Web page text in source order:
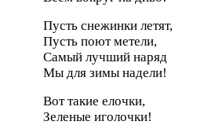
Пусть снежинки летят,
Пусть поют метели,
Самый лучший наряд
Мы для зимы надели!
Вот такие елочки,
Зеленые иголочки!